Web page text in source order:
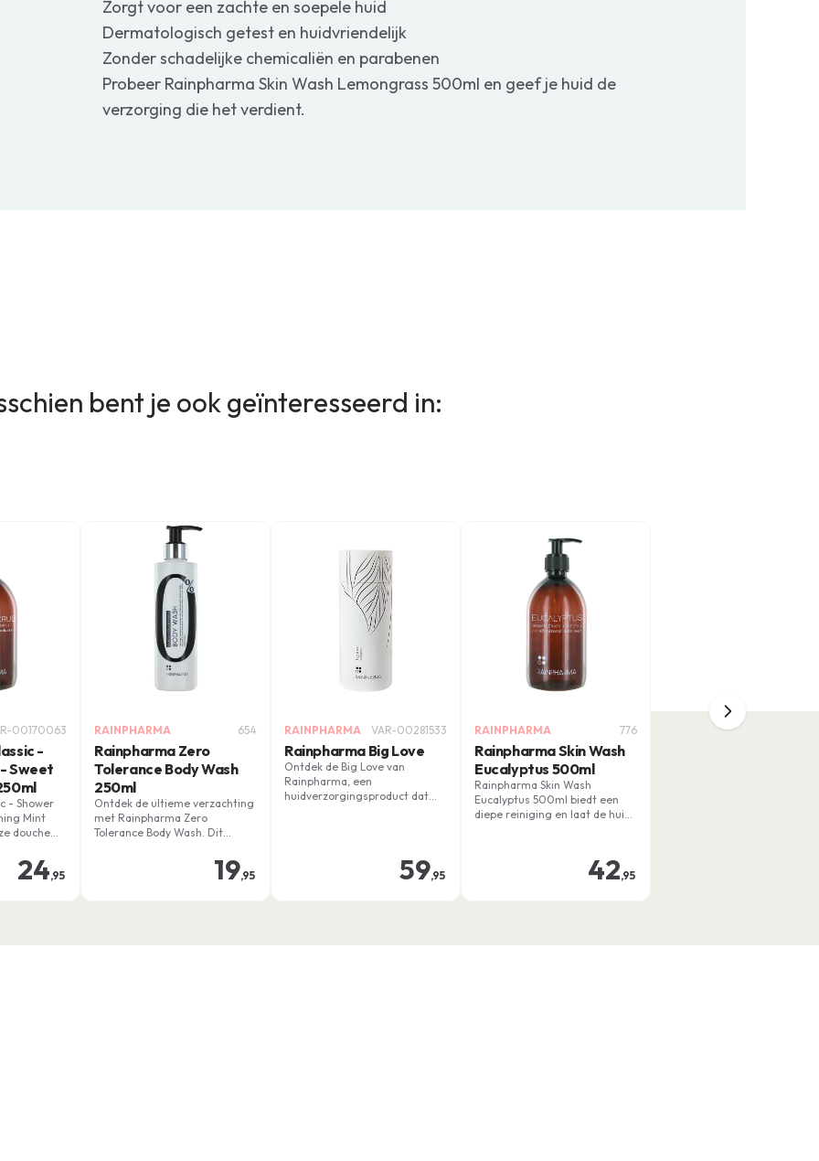
Zorgt voor een zachte en soepele huid
Dermatologisch getest en huidvriendelijk
Zonder schadelijke chemicaliën en parabenen
Probeer Rainpharma Skin Wash Lemongrass 500ml en geef je huid de
verzorging die het verdient.
bent je ook geïnteresseerd in:
00170063
-
Sweet
- Shower
Mint
douche
oliën
24,95
RAINPHARMA 654
Rainpharma Zero
Tolerance Body Wash
250ml
Ontdek de ultieme verzachting
met Rainpharma Zero
Tolerance Body Wash. Dit
intense reiniging zonder de
19,95
RAINPHARMA VAR-00281533
Rainpharma Big Love
Ontdek de Big Love van
Rainpharma, een
huidverzorgingsproduct dat
59,95
RAINPHARMA 776
Rainpharma Skin Wash
Eucalyptus 500ml
Rainpharma Skin Wash
Eucalyptus 500ml biedt een
diepe reiniging en laat de huid
een verwennerij voor uw huid.
42,95